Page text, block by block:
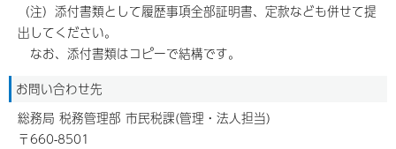
（注）添付書類として履歴事項全部証明書、定款なども併せて提
出してください。
なお、添付書類はコピーで結構です。
お問い合わせ先
総務局 税務管理部 市民税課(管理・法人担当)
〒660-8501